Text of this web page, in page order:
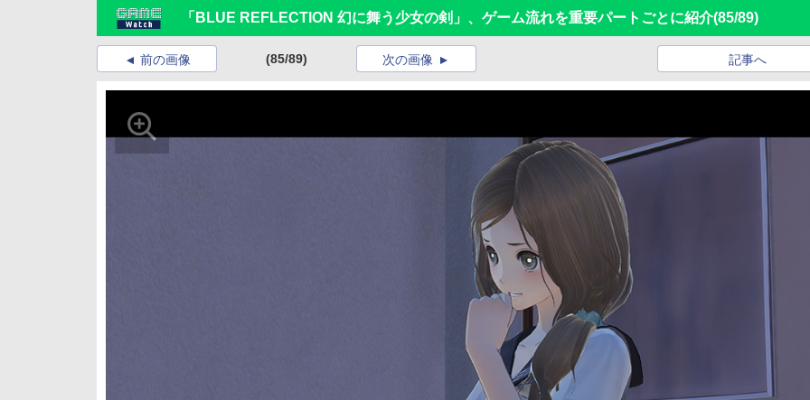
「BLUE REFLECTION 幻に舞う少女の剣」、ゲーム流れを重要パートごとに紹介(85/89)
前の画像 (85/89) 次の画像 記事へ